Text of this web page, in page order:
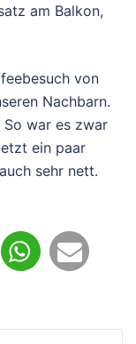
am Balkon,
von
Nachbarn.
So war es zwar
ein paar
sehr nett.